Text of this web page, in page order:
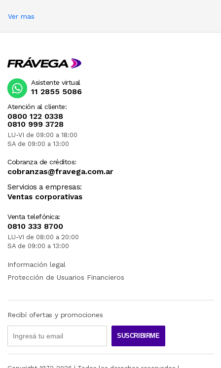
Ver mas
Atención al cliente:
0800 122 0338
0810 999 3728
LU-VI de 09:00 a 18:00
SA de 09:00 a 13:00
Cobranza de créditos:
cobranzas@fravega.com.ar
Servicios a empresas:
Ventas corporativas
Venta telefónica:
0810 333 8700
LU-VI de 08:00 a 20:00
SA de 09:00 a 13:00
Asistente virtual
11 2855 5086
Información legal
Protección de Usuarios Financieros
Recibí ofertas y promociones
SUSCRIBIRME